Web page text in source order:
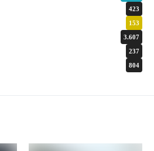
423
153
3.607
237
804